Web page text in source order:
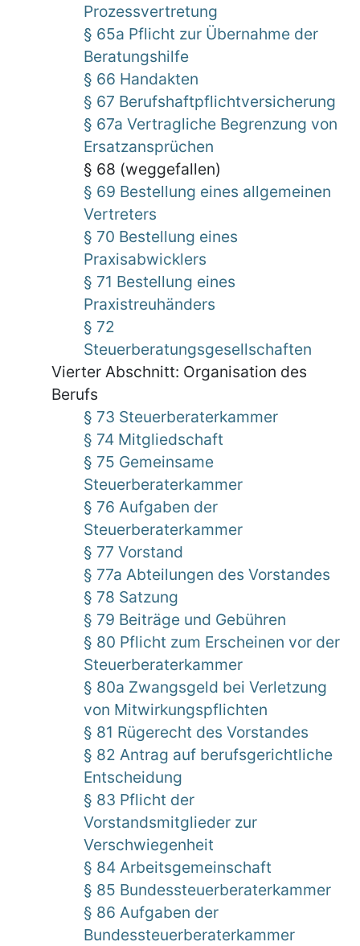
Prozessvertretung
§ 65a Pflicht zur Übernahme der
Beratungshilfe
§ 66 Handakten
§ 67 Berufshaftpflichtversicherung
§ 67a Vertragliche Begrenzung von
Ersatzansprüchen
§ 68 (weggefallen)
§ 69 Bestellung eines allgemeinen
Vertreters
§ 70 Bestellung eines
Praxisabwicklers
§ 71 Bestellung eines
Praxistreuhänders
§ 72
Steuerberatungsgesellschaften
Vierter Abschnitt: Organisation des
Berufs
§ 73 Steuerberaterkammer
§ 74 Mitgliedschaft
§ 75 Gemeinsame
Steuerberaterkammer
§ 76 Aufgaben der
Steuerberaterkammer
§ 77 Vorstand
§ 77a Abteilungen des Vorstandes
§ 78 Satzung
§ 79 Beiträge und Gebühren
§ 80 Pflicht zum Erscheinen vor der
Steuerberaterkammer
§ 80a Zwangsgeld bei Verletzung
von Mitwirkungspflichten
§ 81 Rügerecht des Vorstandes
§ 82 Antrag auf berufsgerichtliche
Entscheidung
§ 83 Pflicht der
Vorstandsmitglieder zur
Verschwiegenheit
§ 84 Arbeitsgemeinschaft
§ 85 Bundessteuerberaterkammer
§ 86 Aufgaben der
Bundessteuerberaterkammer